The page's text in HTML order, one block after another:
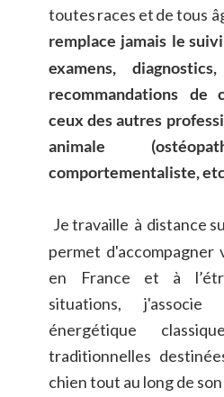
toutesraces etde tous
remplace jamais le suivi
examens,
diagnostics,
recommandations de
ceux des autres
animale
comportementaliste,
Je travaille à distance
permet d'accompagner
en
France et à
situations,
j'associe
énergétique
classique
traditionnelles
chien tout au long de